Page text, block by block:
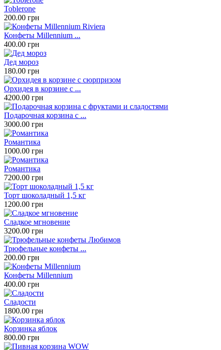
Toblerone
200.00 грн
Конфеты Millennium ...
400.00 грн
Дед мороз
180.00 грн
Орхидея в корзине с ...
4200.00 грн
Подарочная корзина с ...
3000.00 грн
Романтика
1000.00 грн
Романтика
7200.00 грн
Торт шоколадный 1,5 кг
1200.00 грн
Сладкое мгновение
3200.00 грн
Трюфельные конфеты ...
200.00 грн
Конфеты Millennium
400.00 грн
Сладости
1800.00 грн
Корзинка яблок
800.00 грн